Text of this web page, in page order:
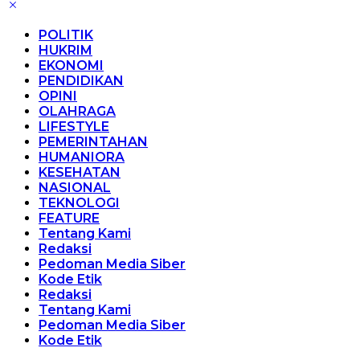
POLITIK
HUKRIM
EKONOMI
PENDIDIKAN
OPINI
OLAHRAGA
LIFESTYLE
PEMERINTAHAN
HUMANIORA
KESEHATAN
NASIONAL
TEKNOLOGI
FEATURE
Tentang Kami
Redaksi
Pedoman Media Siber
Kode Etik
Redaksi
Tentang Kami
Pedoman Media Siber
Kode Etik